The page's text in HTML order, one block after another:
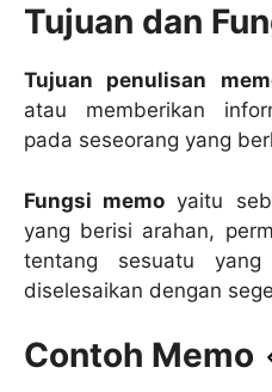
Tujuan dan
Tujuan penulisan
atau memberikan
pada seseorang yang
Fungsi memo yaitu
yang berisi arahan,
tentang sesuatu
diselesaikan dengan
Contoh Memo